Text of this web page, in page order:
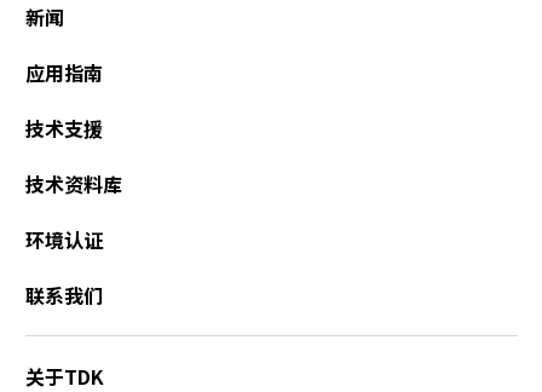
新闻
应用指南
技术支援
技术资料库
环境认证
联系我们
关于TDK